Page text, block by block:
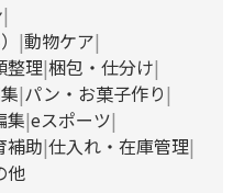
動物ケア
整理 梱包・仕分け
パン・お菓子作り
集 eスポーツ
補助 仕入れ・在庫管理
他